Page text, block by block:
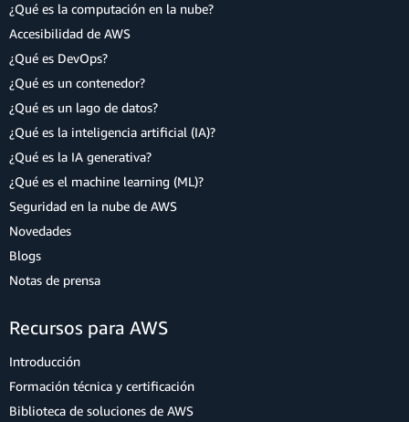
¿Qué es la computación en la nube?
Accesibilidad de AWS
¿Qué es DevOps?
¿Qué es un contenedor?
¿Qué es un lago de datos?
¿Qué es la inteligencia artificial (IA)?
¿Qué es la IA generativa?
¿Qué es el machine learning (ML)?
Seguridad en la nube de AWS
Novedades
Blogs
Notas de prensa
Recursos para AWS
Introducción
Formación técnica y certificación
Biblioteca de soluciones de AWS